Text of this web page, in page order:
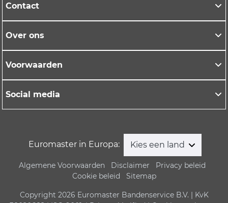
Contact
Over ons
Voorwaarden
Social media
Euromaster in Europa: Kies een land
Algemene Voorwaarden Disclaimer
Privacy beleid
Cookie beleid
Sitemap
Copyright 2026 Euromaster Bandenservice B.V. | KvK